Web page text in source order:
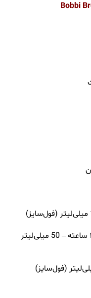
Bobbi
کرم آبرسان و مغذی صورت با ماندگاری ۲۴ ساعته – 50 میلی‌لیتر